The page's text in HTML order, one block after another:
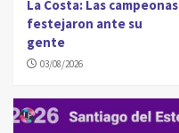
La Costa: Las campeonas
festejaron ante su
gente
03/08/2026